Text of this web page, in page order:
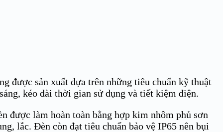
được sản xuất dựa trên những tiêu chuẩn kỹ thuật
kéo dài thời gian sử dụng và tiết kiệm điện.
được làm hoàn toàn bằng hợp kim nhôm phủ sơn
lắc. Đèn còn đạt tiêu chuẩn bảo vệ IP65 nên bụi